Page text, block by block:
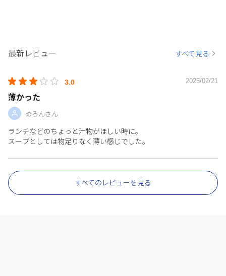
最新レビュー すべて見る
3.0 2025/02/21
薄かった
めろんさん
ランチなどのちょっと汁物がほしい時に。
スープとしては物足りなく薄い感じでした。
すべてのレビューを見る